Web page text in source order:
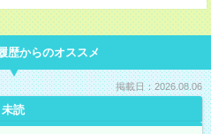
歴からのオススメ
掲載日：2026.08.06
未読